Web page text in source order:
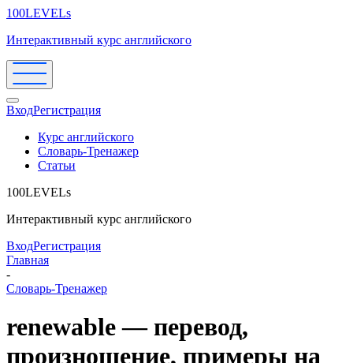
100LEVELs
Интерактивный курс английского
ВходРегистрация
Курс английского
Словарь-Тренажер
Статьи
100LEVELs
Интерактивный курс английского
ВходРегистрация
Главная
-
Словарь-Тренажер
renewable — перевод,
произношение, примеры на